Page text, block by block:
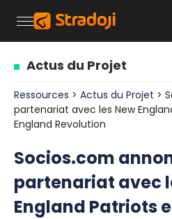
Actus du Projet
Ressources > Actus du Projet >
partenariat avec les New
England Revolution
Socios.com
partenariat avec
England Patriots